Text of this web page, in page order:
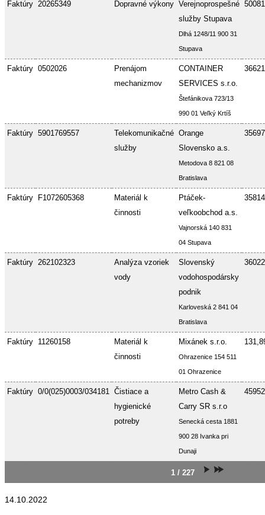
Faktúry 20265349 Dopravné výkony Verejnoprospešné
služby Stupava
Dlhá 1248/11 900 31
Stupava
Faktúry 0502026
Prenájom
mechanizmov
CONTAINER
SERVICES s.r.o.
Štefánikova 723/13
990 01 Veľký Krtíš
Faktúry 5901769557
Telekomunikačné
služby
Orange
Slovensko a.s.
Metodova 8 821 08
Bratislava
Faktúry F1072605368
Materiál k
činnosti
Ptáček-
veľkoobchod a.s.
Vajnorská 140 831
04 Stupava
Faktúry 262102323
Analýza vzoriek
vody
Slovenský
vodohospodársky
podnik
Karloveská 2 841 04
Bratislava
Faktúry 11260158
Materiál k
činnosti
Mixánek s.r.o.
Ohrazenice 154 511
01 Ohrazenice
Faktúry 0/0(025)0003/034181 Čistiace a
hygienické
potreby
Metro Cash &
Carry SR s.r.o
Senecká cesta 1881
900 28 Ivanka pri
Dunaji
1 / 227
14.10.2022